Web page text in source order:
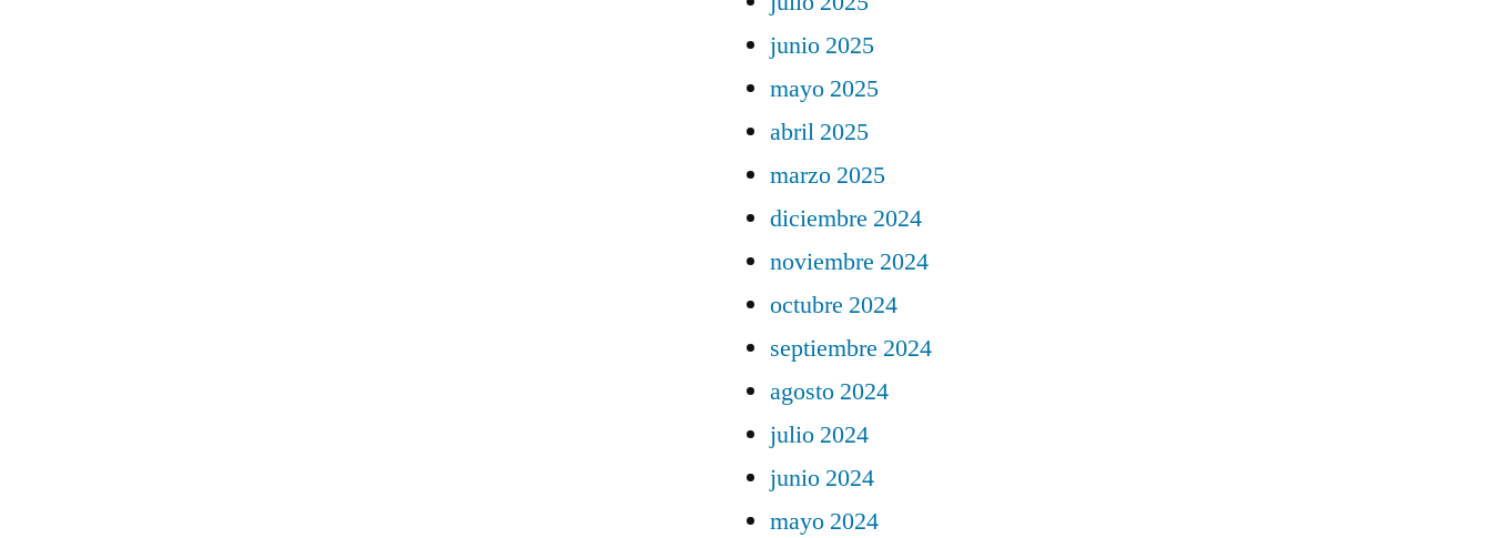
junio 2025
mayo 2025
abril 2025
marzo 2025
diciembre 2024
noviembre 2024
octubre 2024
septiembre 2024
agosto 2024
julio 2024
junio 2024
mayo 2024